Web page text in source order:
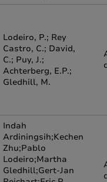
Lodeiro, P.; Rey
Castro, C.; David,
C.; Puy, J.;
Achterberg, E.P.;
Gledhill, M.
Indah
Ardiningsih;Kechen
Zhu;Pablo
Lodeiro;Martha
Gledhill;Gert-Jan